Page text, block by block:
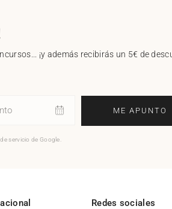
¡y además recibirás un 5€ de
ME APUNTO
de servicio de Google.
Redes sociales